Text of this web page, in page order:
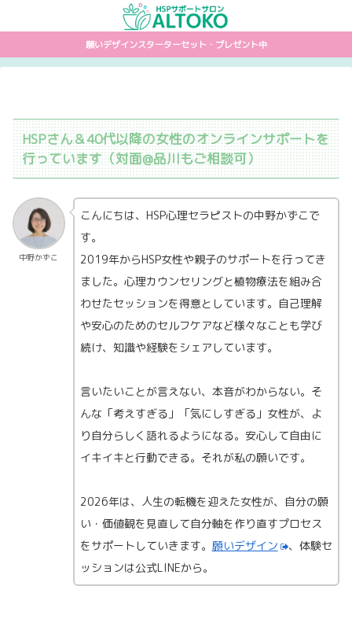
願いデザインスターターセット・プレゼント中
HSPさん＆40代以降の女性のオンラインサポートを
行っています（対面@品川もご相談可）
中野かずこ
こんにちは、HSP心理セラピストの中野かずこで
す。
2019年からHSP女性や親子のサポートを行ってき
ました。心理カウンセリングと植物療法を組み合
わせたセッションを得意としています。自己理解
や安心のためのセルフケアなど様々なことも学び
続け、知識や経験をシェアしています。
言いたいことが言えない、本音がわからない。そ
んな「考えすぎる」「気にしすぎる」女性が、よ
り自分らしく語れるようになる。安心して自由に
イキイキと行動できる。それが私の願いです。
2026年は、人生の転機を迎えた女性が、自分の願
い・価値観を見直して自分軸を作り直すプロセス
をサポートしていきます。 願いデザイン
、体験セ
ッションは公式LINEから。